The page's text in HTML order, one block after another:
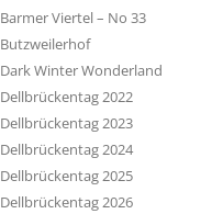
Barmer Viertel – No 33
Butzweilerhof
Dark Winter Wonderland
Dellbrückentag 2022
Dellbrückentag 2023
Dellbrückentag 2024
Dellbrückentag 2025
Dellbrückentag 2026